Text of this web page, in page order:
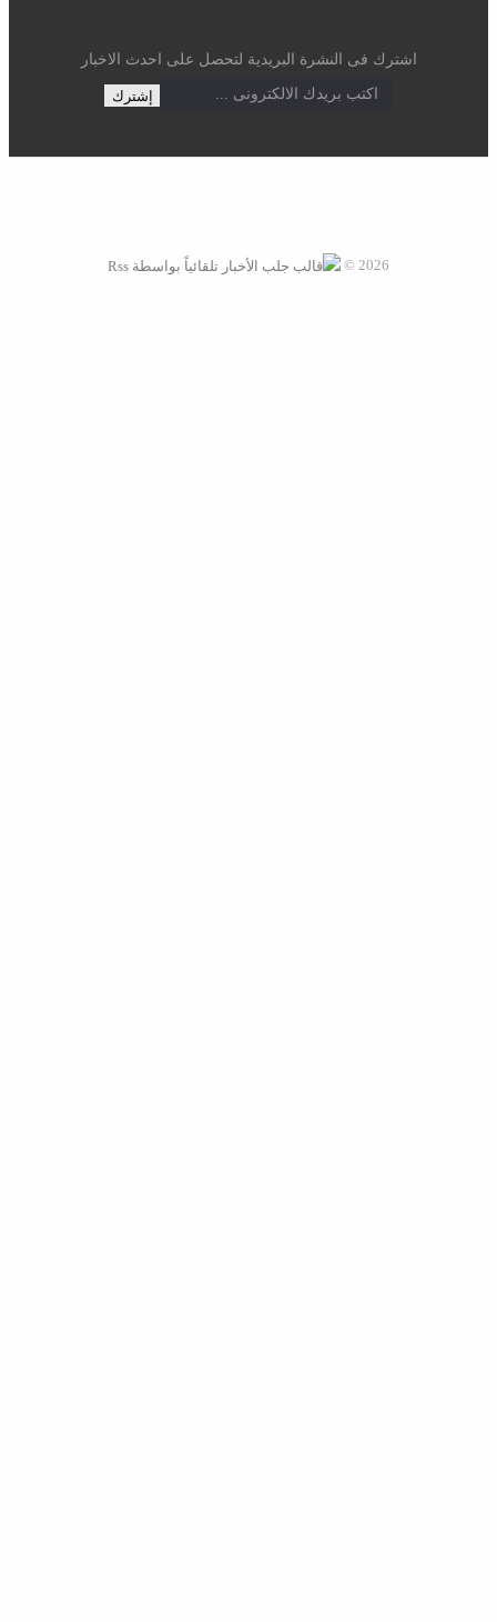
اشترك فى النشرة البريدية لتحصل على احدث الاخبار
2026 ©